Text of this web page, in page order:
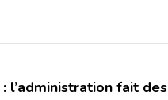
l’administration fait des